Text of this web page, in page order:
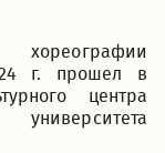
г. прошел в
центра
университета